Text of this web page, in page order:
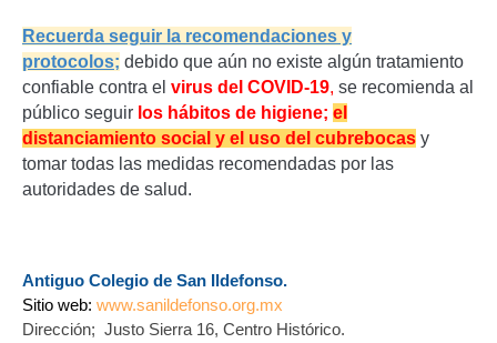
Recuerda seguir la recomendaciones y
protocolos; debido que aún no existe algún tratamiento
confiable contra el virus del COVID-19, se recomienda al
público seguir los hábitos de higiene; el
distanciamiento social y el uso del cubrebocas y
tomar todas las medidas recomendadas por las
autoridades de salud.
Antiguo Colegio de San Ildefonso.
Sitio web: www.sanildefonso.org.mx
Dirección; Justo Sierra 16, Centro Histórico.